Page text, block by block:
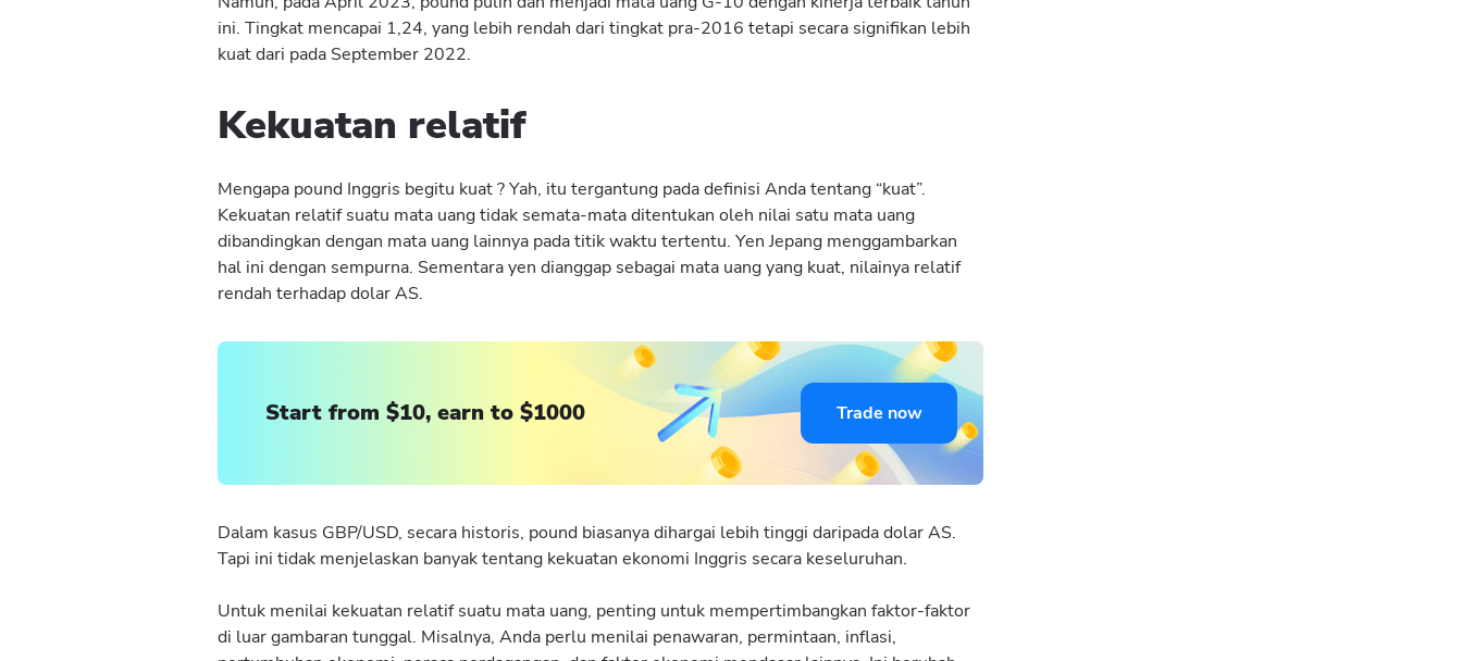
ini. Tingkat mencapai 1,24, yang lebih rendah dari tingkat pra-2016 tetapi secara signifikan lebih
kuat dari pada September 2022.
Kekuatan relatif
Mengapa pound Inggris begitu kuat ? Yah, itu tergantung pada definisi Anda tentang “kuat”.
Kekuatan relatif suatu mata uang tidak semata-mata ditentukan oleh nilai satu mata uang
dibandingkan dengan mata uang lainnya pada titik waktu tertentu. Yen Jepang menggambarkan
hal ini dengan sempurna. Sementara yen dianggap sebagai mata uang yang kuat, nilainya relatif
rendah terhadap dolar AS.
Start from $10, earn to $1000 Trade now
Dalam kasus GBP/USD, secara historis, pound biasanya dihargai lebih tinggi daripada dolar AS.
Tapi ini tidak menjelaskan banyak tentang kekuatan ekonomi Inggris secara keseluruhan.
Untuk menilai kekuatan relatif suatu mata uang, penting untuk mempertimbangkan faktor-faktor
di luar gambaran tunggal. Misalnya, Anda perlu menilai penawaran, permintaan, inflasi,